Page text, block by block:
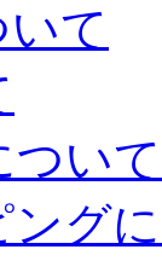
て
ついて
ング